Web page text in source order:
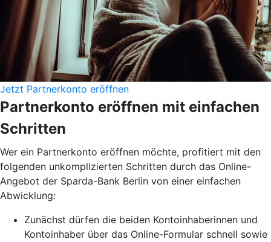
Jetzt Partnerkonto eröffnen
Partnerkonto eröffnen mit einfachen
Schritten
Wer ein Partnerkonto eröffnen möchte, profitiert mit den
folgenden unkomplizierten Schritten durch das Online-
Angebot der Sparda-Bank Berlin von einer einfachen
Abwicklung:
Zunächst dürfen die beiden Kontoinhaberinnen und
Kontoinhaber über das Online-Formular schnell sowie